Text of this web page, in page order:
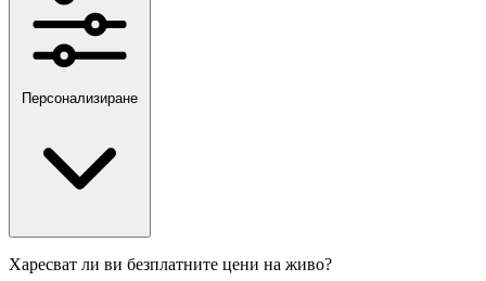
Персонализиране
Харесват ли ви безплатните цени на живо?